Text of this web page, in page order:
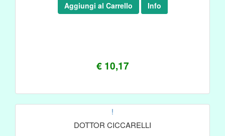
€ 10,17
Aggiungi al Carrello Info
!
DOTTOR CICCARELLI